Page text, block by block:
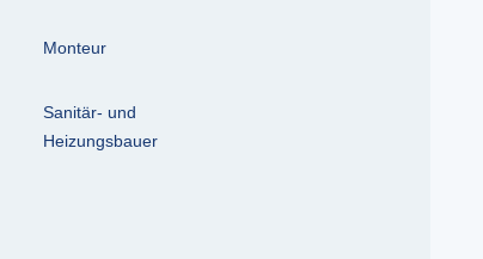
Monteur
Sanitär- und
Heizungsbauer